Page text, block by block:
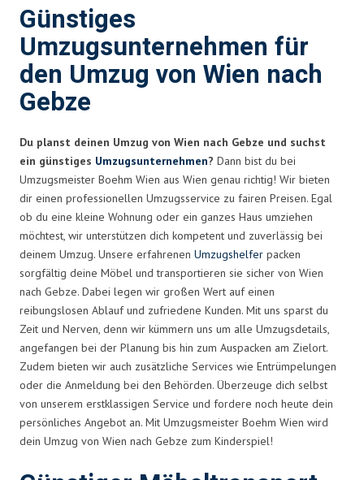
Günstiges
Umzugsunternehmen für
den Umzug von Wien nach
Gebze
Du planst deinen Umzug von Wien nach Gebze und suchst
ein günstiges Umzugsunternehmen? Dann bist du bei
Umzugsmeister Boehm Wien aus Wien genau richtig! Wir bieten
dir einen professionellen Umzugsservice zu fairen Preisen. Egal
ob du eine kleine Wohnung oder ein ganzes Haus umziehen
möchtest, wir unterstützen dich kompetent und zuverlässig bei
deinem Umzug. Unsere erfahrenen Umzugshelfer packen
sorgfältig deine Möbel und transportieren sie sicher von Wien
nach Gebze. Dabei legen wir großen Wert auf einen
reibungslosen Ablauf und zufriedene Kunden. Mit uns sparst du
Zeit und Nerven, denn wir kümmern uns um alle Umzugsdetails,
angefangen bei der Planung bis hin zum Auspacken am Zielort.
Zudem bieten wir auch zusätzliche Services wie Entrümpelungen
oder die Anmeldung bei den Behörden. Überzeuge dich selbst
von unserem erstklassigen Service und fordere noch heute dein
persönliches Angebot an. Mit Umzugsmeister Boehm Wien wird
dein Umzug von Wien nach Gebze zum Kinderspiel!